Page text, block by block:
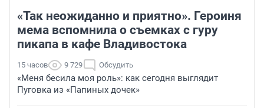
«Так неожиданно и приятно». Героиня
мема вспомнила о съемках с гуру
пикапа в кафе Владивостока
15 часов 9 729 Обсудить
«Меня бесила моя роль»: как сегодня выглядит
Пуговка из «Папиных дочек»